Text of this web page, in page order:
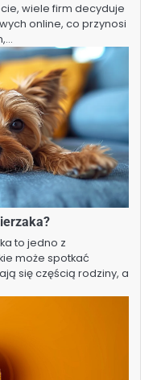
wiele firm decyduje
online, co przynosi
to jedno z
może spotkać
się częścią rodziny, a